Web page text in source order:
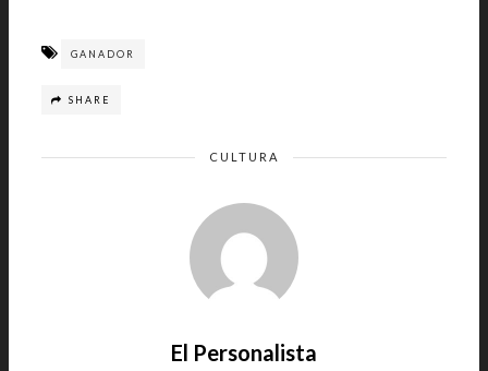
GANADOR
SHARE
CULTURA
El Personalista